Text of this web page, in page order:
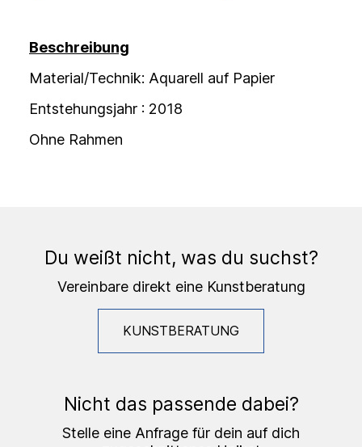
Beschreibung
Material/Technik: Aquarell auf Papier
Entstehungsjahr : 2018
Ohne Rahmen
Du weißt nicht, was du suchst?
Vereinbare direkt eine Kunstberatung
KUNSTBERATUNG
Nicht das passende dabei?
Stelle eine Anfrage für dein auf dich